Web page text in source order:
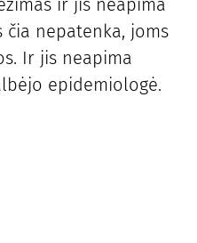
ir jis neapima
čia nepatenka, joms
Ir jis neapima
epidemiologė.